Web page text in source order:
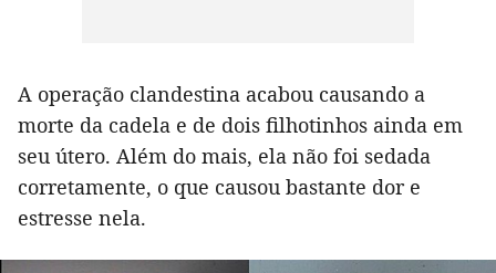
A operação clandestina acabou causando a
morte da cadela e de dois filhotinhos ainda em
seu útero. Além do mais, ela não foi sedada
corretamente, o que causou bastante dor e
estresse nela.